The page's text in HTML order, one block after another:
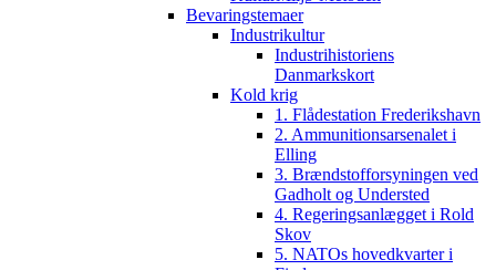
Bevaringstemaer
Industrikultur
Industrihistoriens
Danmarkskort
Kold krig
1. Flådestation Frederikshavn
2. Ammunitionsarsenalet i
Elling
3. Brændstofforsyningen ved
Gadholt og Understed
4. Regeringsanlægget i Rold
Skov
5. NATOs hovedkvarter i